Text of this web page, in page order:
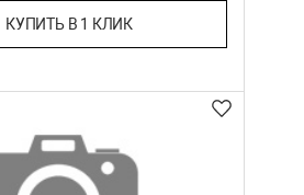
КУПИТЬ В 1 КЛИК